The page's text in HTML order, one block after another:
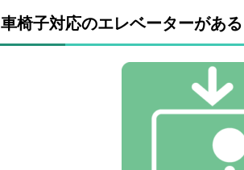
車椅子対応のエレベーターがある